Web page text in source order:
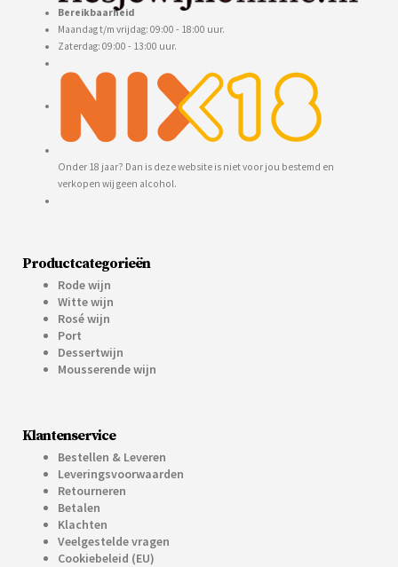
Bereikbaarheid
Maandag t/m vrijdag: 09:00 - 18:00 uur.
Zaterdag: 09:00 - 13:00 uur.
Onder 18 jaar? Dan is deze website is niet voor jou bestemd en
verkopen wij geen alcohol.
Productcategorieën
Rode wijn
Witte wijn
Rosé wijn
Port
Dessertwijn
Mousserende wijn
Klantenservice
Bestellen & Leveren
Leveringsvoorwaarden
Retourneren
Betalen
Klachten
Veelgestelde vragen
Cookiebeleid (EU)